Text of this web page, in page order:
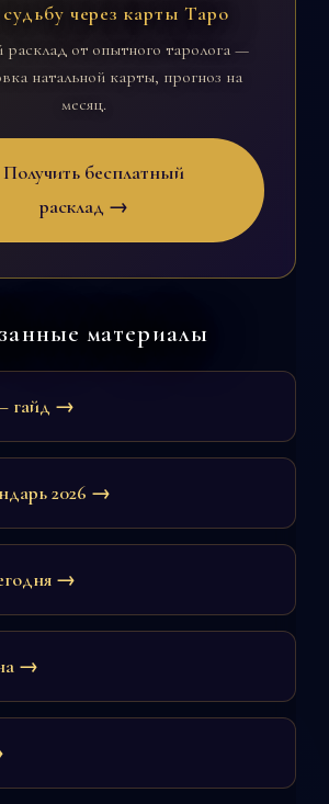
через карты Таро
расклад от опытного таролога —
натальной карты, прогноз на
месяц.
бесплатный
расклад →
материалы
гайд →
2026 →
→
→